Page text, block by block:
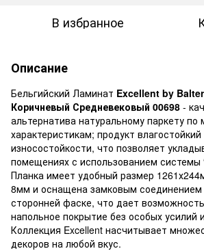
В избранное
Описание
Бельгийский Ламинат Excellent by
Коричневый Средневековый 00698 -
альтернатива натуральному паркету по
характеристикам; продукт
износостойкости, что позволяет
помещениях с использованием системы
Планка имеет удобный размер
8мм и оснащена замковым соединением
сторонней фаске, что дает
напольное покрытие без особых усилий
Коллекция Excellent насчитывает
декоров на любой вкус.